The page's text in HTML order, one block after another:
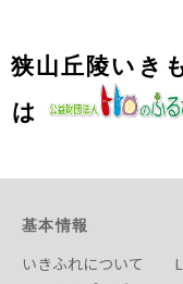
狭山丘陵いき
は
基本情報
いきふれについて